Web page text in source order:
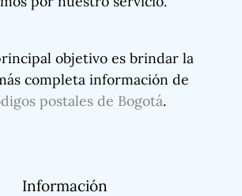
objetivo es brindar la
completa información de
postales de Bogotá.
Información